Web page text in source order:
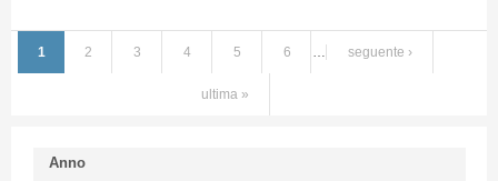
1 2 3 4 5 6 … seguente ›
ultima »
Anno